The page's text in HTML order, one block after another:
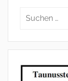
Suchen